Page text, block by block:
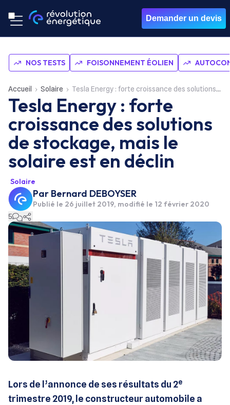
Demander un devis
NOS TESTS FOISONNEMENT ÉOLIEN
Accueil Solaire Tesla Energy : forte croissance des solutions de stockage, mais le solaire est en déclin
Tesla Energy : forte
croissance des solutions
de stockage, mais le
solaire est en déclin
Solaire
Par Bernard DEBOYSER
Publié le 26 juillet 2019, modifié le 12 février 2020
5
Lors de l’annonce de ses résultats du 2e
trimestre 2019, le constructeur automobile a